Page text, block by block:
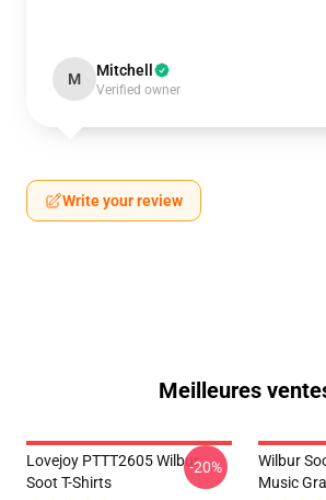
M Mitchell
Verified owner
Write your review
Meilleures
Lovejoy PTTT2605 Wilbur
Soot T-Shirts
-20%
Wilbur
Music